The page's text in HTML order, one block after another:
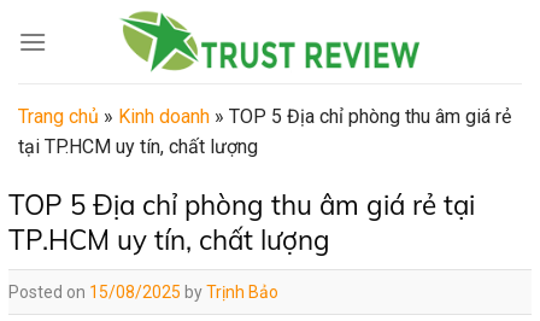
Trang chủ » Kinh doanh » TOP 5 Địa chỉ phòng thu âm giá rẻ
tại TP.HCM uy tín, chất lượng
TOP 5 Địa chỉ phòng thu âm giá rẻ tại
TP.HCM uy tín, chất lượng
Posted on 15/08/2025 byTrịnh Bảo